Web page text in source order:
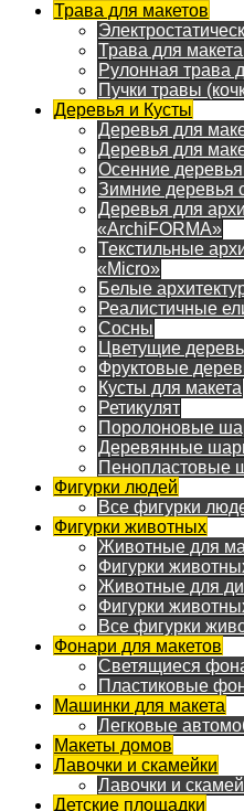
Трава для макетов
Трава для
Рулонная трава
Пучки травы
Деревья и Кусты
Деревья для
Деревья для
Осенние
Зимние деревья
Деревья для
«ArchiFORMA»
Текстильные
«Micro»
Белые
Реалистичные
Сосны
Цветущие
Фруктовые
Кусты для макета
Ретикулят
Поролоновые
Деревянные
Пенопластовые
Фигурки людей
Все фигурки
Фигурки животных
Животные для
Фигурки
Животные для
Фигурки
Все фигурки
Фонари для макетов
Светящиеся
Пластиковые
Машинки для макета
Легковые
Макеты домов
Лавочки и скамейки
Лавочки и
Детские площадки